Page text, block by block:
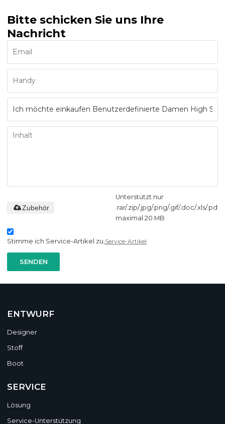
Bitte schicken Sie uns Ihre
Nachricht
Unterstützt nur
.rar/.zip/.jpg/.png/.gif/.doc/.xls/.pdf,
maximal 20 MB
Zubehör
Stimme ich Service-Artikel zu,Service-Artikel
SENDEN
ENTWURF
Designer
Stoff
Boot
SERVICE
Lösung
Service-Unterstützung